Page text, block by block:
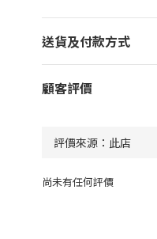
送貨及付款方式
顧客評價
尚未有任何評價